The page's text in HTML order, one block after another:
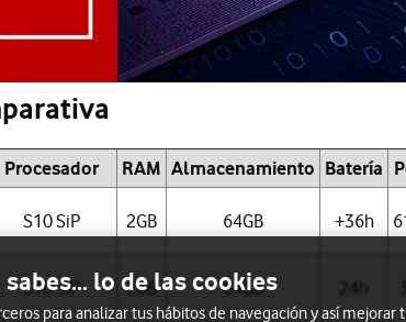
Procesador RAM Almacenamiento Batería
S10 SiP 2GB 64GB +36h
S10 SiP 2GB 64GB
sabes... lo de las cookies
para analizar tus hábitos de navegación y así mejorar